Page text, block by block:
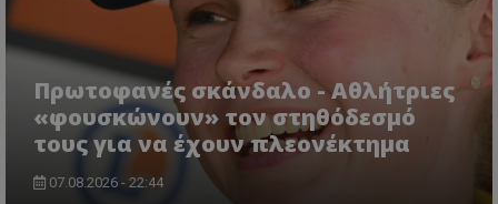
Πρωτοφανές σκάνδαλο - Aθλήτριες
«φουσκώνουν» τον στηθόδεσμό
τους για να έχουν πλεονέκτημα
07.08.2026 - 22:44